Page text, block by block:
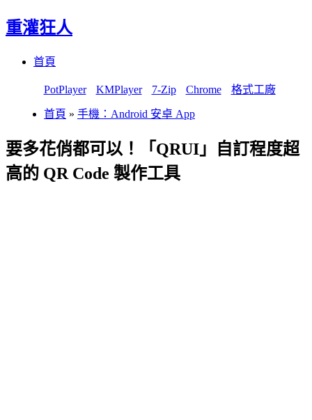
重灌狂人
首頁
PotPlayer KMPlayer 7-Zip Chrome 格式工廠
首頁 » 手機：Android 安卓 App
要多花俏都可以！「QRUI」自訂程度超
高的 QR Code 製作工具